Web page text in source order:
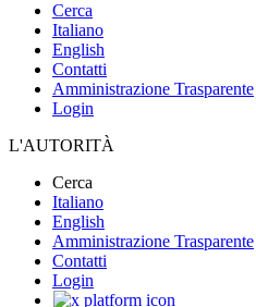
Cerca
Italiano
English
Contatti
Amministrazione Trasparente
Login
L'AUTORITÀ
Cerca
Italiano
English
Amministrazione Trasparente
Contatti
Login